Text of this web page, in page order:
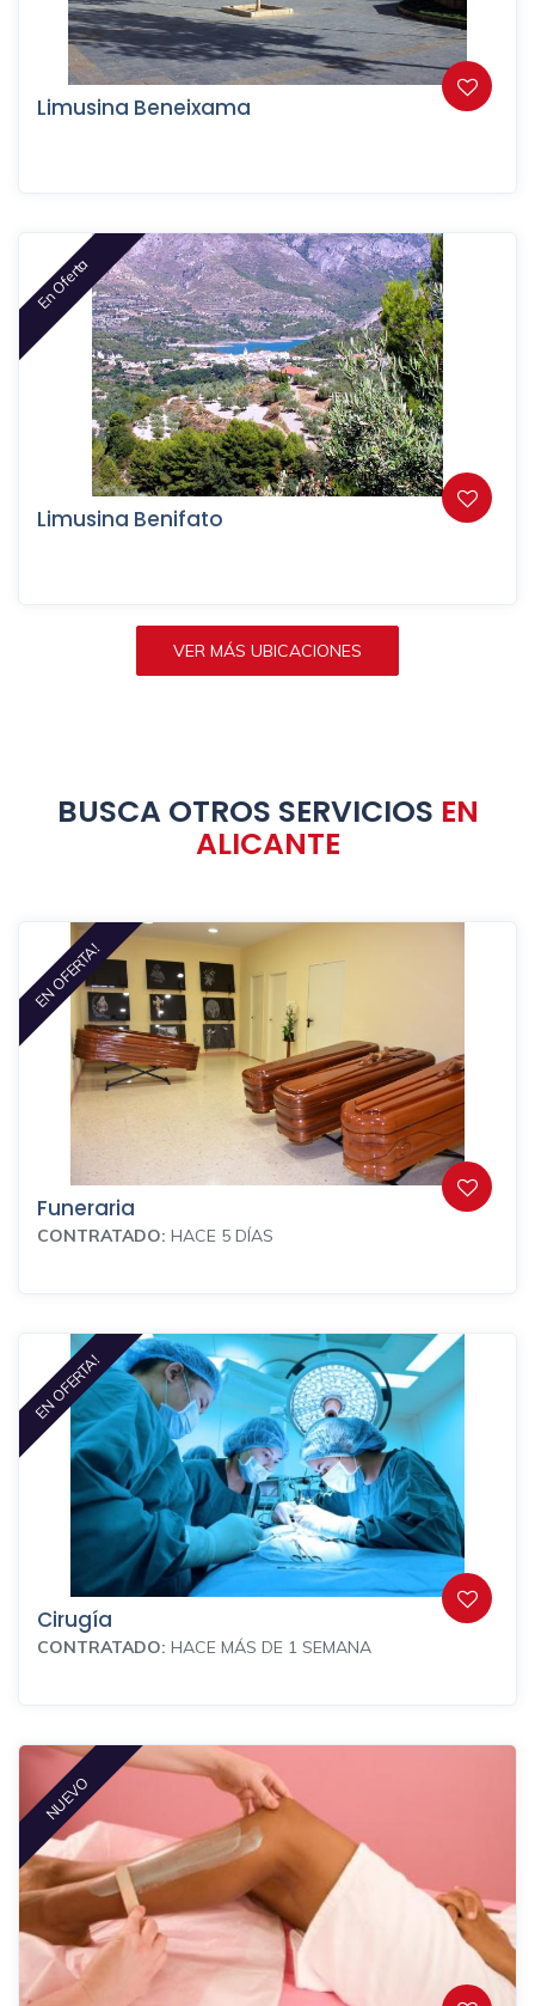
Limusina Beneixama
En Oferta
Limusina Benifato
VER MÁS UBICACIONES
BUSCA OTROS SERVICIOS EN
ALICANTE
EN OFERTA!
Funeraria
CONTRATADO: HACE 5 DÍAS
EN OFERTA!
Cirugía
CONTRATADO: HACE MÁS DE 1 SEMANA
NUEVO